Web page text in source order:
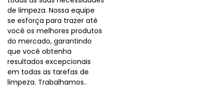
de limpeza. Nossa equipe
se esforça para trazer até
você os melhores produtos
do mercado, garantindo
que você obtenha
resultados excepcionais
em todas as tarefas de
limpeza. Trabalhamos..